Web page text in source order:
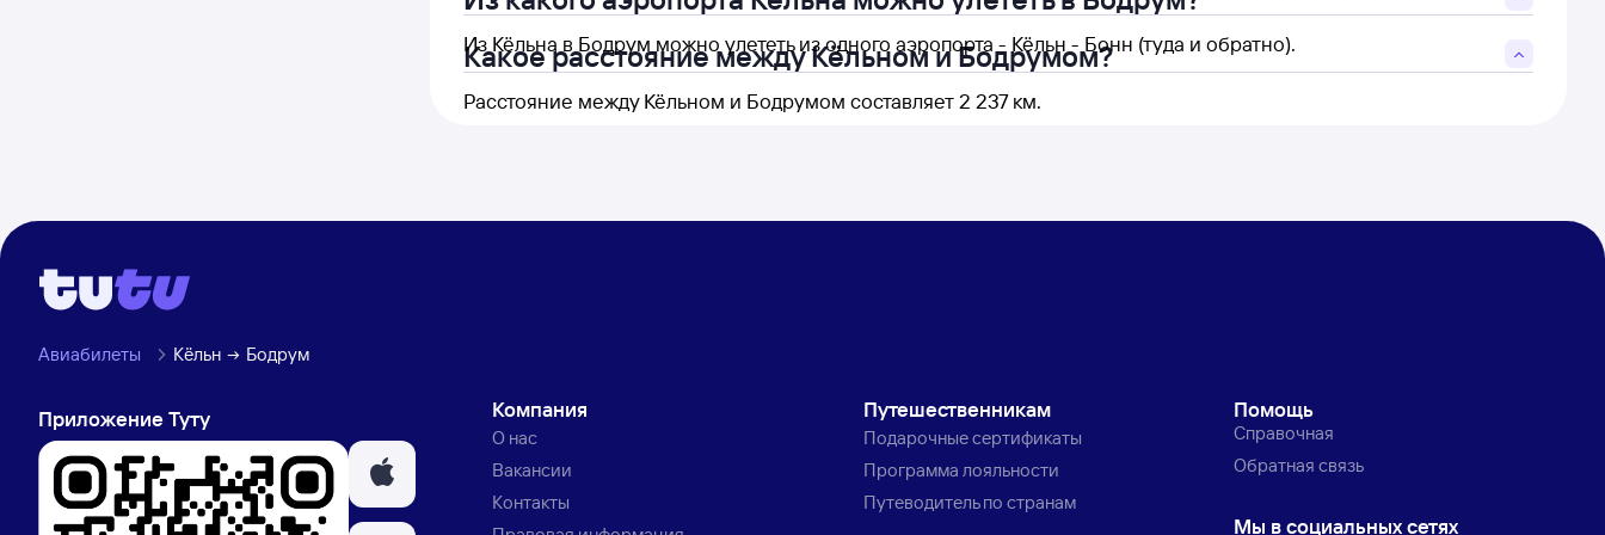
Из Кёльна в Бодрум можно улететь из одного аэропорта - Кёльн - Бонн (туда и обратно).
Какое расстояние между Кёльном и Бодрумом?
Расстояние между Кёльном и Бодрумом составляет 2 237 км.
Авиабилеты Кёльн Бодрум
Приложение Туту Компания
О нас
Вакансии
Контакты
Путешественникам
Подарочные сертификаты
Программа лояльности
Путеводитель по странам
Помощь
Справочная
Обратная связь
Мы в социальных сетях